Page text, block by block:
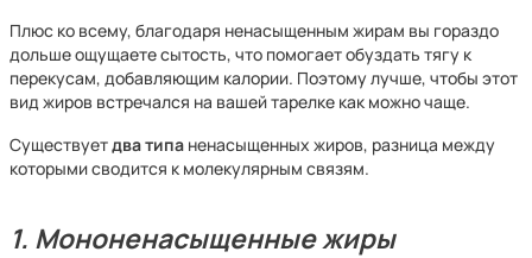
Плюс ко всему, благодаря ненасыщенным жирам вы гораздо
дольше ощущаете сытость, что помогает обуздать тягу к
перекусам, добавляющим калории. Поэтому лучше, чтобы этот
вид жиров встречался на вашей тарелке как можно чаще.
Существуетдва типа ненасыщенных жиров, разница между
которыми сводится к молекулярным связям.
1. Мононенасыщенные жиры